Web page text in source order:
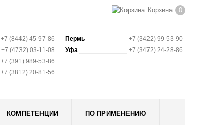
Корзина 0
+7 (8442) 45-97-86
+7 (4732) 03-11-08
+7 (391) 989-53-86
+7 (3812) 20-81-56
Пермь
+7 (3422) 99-53-90
Уфа
+7 (3472) 24-28-86
КОМПЕТЕНЦИИ ПО ПРИМЕНЕНИЮ